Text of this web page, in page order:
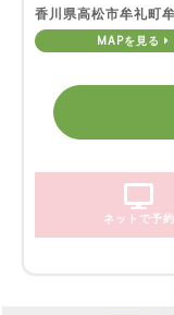
香川県高松市牟礼町
MAPを見る
ネットで予約